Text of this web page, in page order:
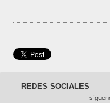
REDES SOCIALES